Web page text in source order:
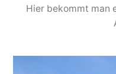
Hier bekommt man